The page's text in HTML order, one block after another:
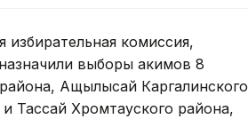
избирательная комиссия,
выборы акимов 8
Ащылысай Каргалинского
Тассай Хромтауского района,